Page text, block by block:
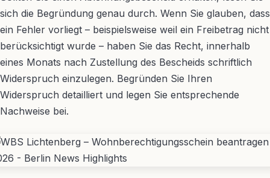
sich die Begründung genau durch. Wenn Sie glauben, dass
ein Fehler vorliegt – beispielsweise weil ein Freibetrag nicht
berücksichtigt wurde – haben Sie das Recht, innerhalb
eines Monats nach Zustellung des Bescheids schriftlich
Widerspruch einzulegen. Begründen Sie Ihren
Widerspruch detailliert und legen Sie entsprechende
Nachweise bei.